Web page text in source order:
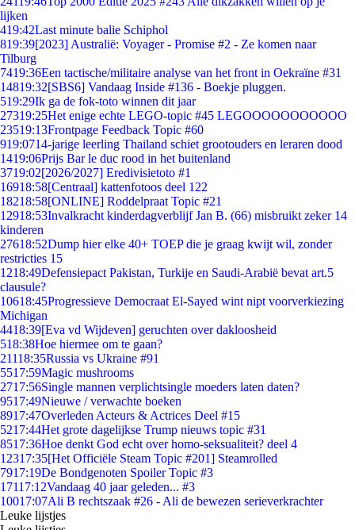
lijken
419:42Last minute balie Schiphol
819:39[2023] Australië: Voyager - Promise #2 - Ze komen naar
Tilburg
7419:36Een tactische/militaire analyse van het front in Oekraïne #31
14819:32[SBS6] Vandaag Inside #136 - Boekje pluggen.
519:29Ik ga de fok-toto winnen dit jaar
27319:25Het enige echte LEGO-topic #45 LEGOOOOOOOOOOO
23519:13Frontpage Feedback Topic #60
919:0714-jarige leerling Thailand schiet grootouders en leraren dood
1419:06Prijs Bar le duc rood in het buitenland
3719:02[2026/2027] Eredivisietoto #1
16918:58[Centraal] kattenfotoos deel 122
18218:58[ONLINE] Roddelpraat Topic #21
12918:53Invalkracht kinderdagverblijf Jan B. (66) misbruikt zeker 14
kinderen
27618:52Dump hier elke 40+ TOEP die je graag kwijt wil, zonder
restricties 15
1218:49Defensiepact Pakistan, Turkije en Saudi-Arabië bevat art.5
clausule?
10618:45Progressieve Democraat El-Sayed wint nipt voorverkiezing
Michigan
4418:39[Eva vd Wijdeven] geruchten over dakloosheid
518:38Hoe hiermee om te gaan?
21118:35Russia vs Ukraine #91
5517:59Magic mushrooms
2717:56Single mannen verplichtsingle moeders laten daten?
9517:49Nieuwe / verwachte boeken
8917:47Overleden Acteurs & Actrices Deel #15
5217:44Het grote dagelijkse Trump nieuws topic #31
8517:36Hoe denkt God echt over homo-seksualiteit? deel 4
12317:35[Het Officiële Steam Topic #201] Steamrolled
7917:19De Bondgenoten Spoiler Topic #3
17117:12Vandaag 40 jaar geleden... #3
10017:07Ali B rechtszaak #26 - Ali de bewezen serieverkrachter
Leuke lijstjes